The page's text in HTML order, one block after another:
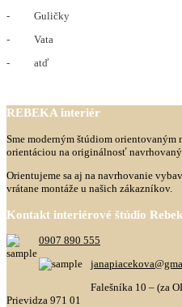
- Guličky
- Vata
- atď
REBEKA interiér
Sme moderným štúdiom
orientáciou na originálnosť
Orientujeme sa aj na navrhovanie
vrátane montáže u našich zákazníkov.
Kontakt interiérové štúdio
0907 890 555
Falešníka 10 – (za
Prievidza 971 01